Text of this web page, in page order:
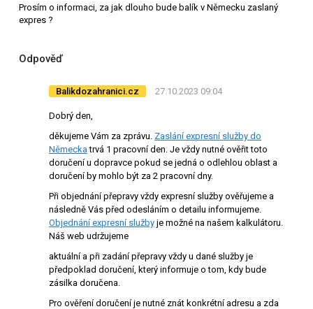
Prosím o informaci, za jak dlouho bude balík v Německu zaslaný
expres ?
Odpověď
Balikdozahranici.cz 27.10.2023 09:04
Dobrý den,
děkujeme Vám za zprávu. Zaslání expresní služby do
Německa trvá 1 pracovní den. Je vždy nutné ověřit toto
doručení u dopravce pokud se jedná o odlehlou oblast a
doručení by mohlo být za 2 pracovní dny.
Při objednání přepravy vždy expresní služby ověřujeme a
následně Vás před odesláním o detailu informujeme.
Objednání expresní služby je možné na našem kalkulátoru.
Náš web udržujeme
aktuální a při zadání přepravy vždy u dané služby je
předpoklad doručení, který informuje o tom, kdy bude
zásilka doručena.
Pro ověření doručení je nutné znát konkrétní adresu a zda